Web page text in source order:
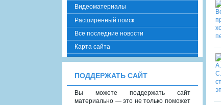
Видеоматериалы
Расширенный поиск
Все последние новости
Карта сайта
ПОДДЕРЖАТЬ САЙТ
Вы можете поддержать сайт
материально — это не только поможет